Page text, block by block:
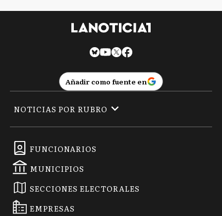
Añadir como fuente en
FUNCIONARIOS
MUNICIPIOS
SECCIONES ELECTORALES
EMPRESAS
NOTICIAS POR RUBRO